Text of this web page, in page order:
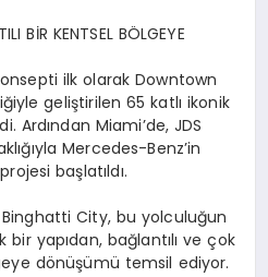
BİR KENTSEL BÖLGEYE
ilk olarak Downtown
ğiyle geliştirilen 65 katlı ikonik
Ardından Miami’de, JDS
ığıyla Mercedes-Benz’in
başlatıldı.
City, bu yolculuğun
bir yapıdan, bağlantılıveçok
dönüşümü temsil ediyor.